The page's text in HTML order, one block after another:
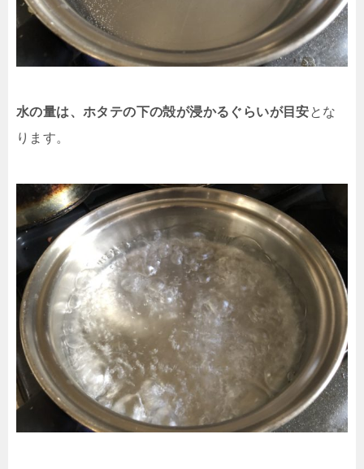
水の量は、ホタテの下の殻が浸かるぐらいが目安とな
ります。